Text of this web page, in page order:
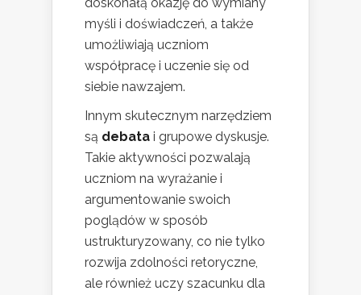
myśli i doświadczeń, a także
umożliwiają uczniom
współpracę i uczenie się od
siebie nawzajem.
Innym skutecznym narzędziem
są debata i grupowe dyskusje.
Takie aktywności pozwalają
uczniom na wyrażanie i
argumentowanie swoich
poglądów w sposób
ustrukturyzowany, co nie tylko
rozwija zdolności retoryczne,
ale również uczy szacunku dla